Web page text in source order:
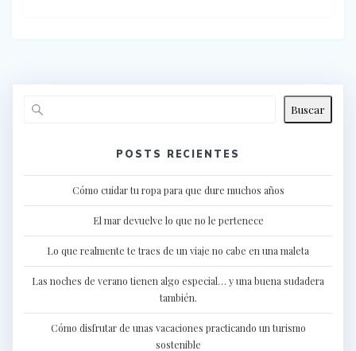
Buscar
POSTS RECIENTES
Cómo cuidar tu ropa para que dure muchos años
El mar devuelve lo que no le pertenece
Lo que realmente te traes de un viaje no cabe en una maleta
Las noches de verano tienen algo especial… y una buena sudadera
también.
Cómo disfrutar de unas vacaciones practicando un turismo
sostenible